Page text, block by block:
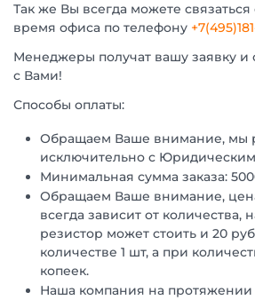
Так же Вы всегда можете
время офиса по телефону
Менеджеры получат вашу заявку и
с Вами!
Способы оплаты:
Обращаем Ваше внимание, мы
исключительно с
Минимальная сумма заказа:
Обращаем Ваше внимание,
всегда зависит от количества,
резистор может стоить и 20
количестве 1 шт, а при
копеек.
Наша компания на протяжении